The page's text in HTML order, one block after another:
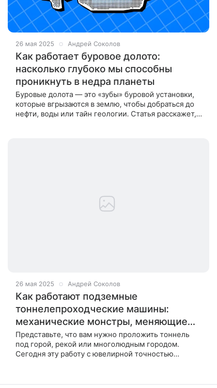
26 мая 2025 Андрей Соколов
Как работает буровое долото:
насколько глубоко мы способны
проникнуть в недра планеты
Буровые долота — это «зубы» буровой установки,
которые вгрызаются в землю, чтобы добраться до
нефти, воды или тайн геологии. Статья расскажет,
26 мая 2025 Андрей Соколов
Как работают подземные
тоннелепроходческие машины:
механические монстры, меняющие
недра планеты
Представьте, что вам нужно проложить тоннель
под горой, рекой или многолюдным городом.
Сегодня эту работу с ювелирной точностью